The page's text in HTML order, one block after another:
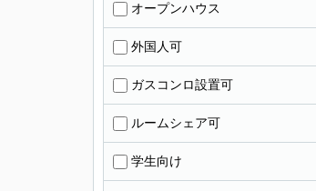
オープンハウス
外国人可
ガスコンロ設置可
ルームシェア可
学生向け